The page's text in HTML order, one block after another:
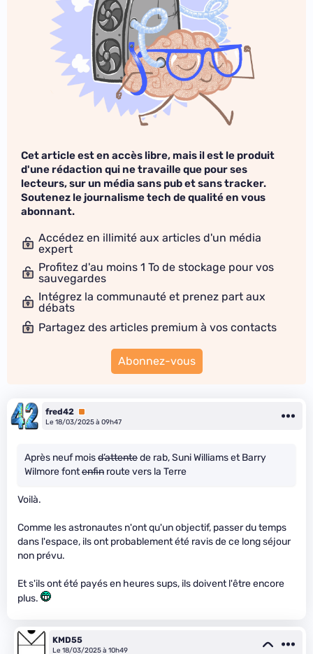
Cet article est en accès libre, mais il est le produit
d'une rédaction qui ne travaille que pour ses
lecteurs, sur un média sans pub et sans tracker.
Soutenez le journalisme tech de qualité en vous
abonnant.
Accédez en illimité aux articles d'un média
expert
Profitez d'au moins 1 To de stockage pour vos
sauvegardes
Intégrez la communauté et prenez part aux
débats
Partagez des articles premium à vos contacts
Abonnez-vous
fred42 Premium
Le 18/03/2025 à 09h47
Après neuf moisd’attentede rab, Suni Williams et Barry
Wilmore fontenfin route vers la Terre
Voilà.
Comme les astronautes n'ont qu'un objectif, passer du temps
dans l'espace, ils ont probablement été ravis de ce long séjour
non prévu.
Et s'ils ont été payés en heures sups, ils doivent l'être encore
plus.
KMD55
Le 18/03/2025 à 10h49